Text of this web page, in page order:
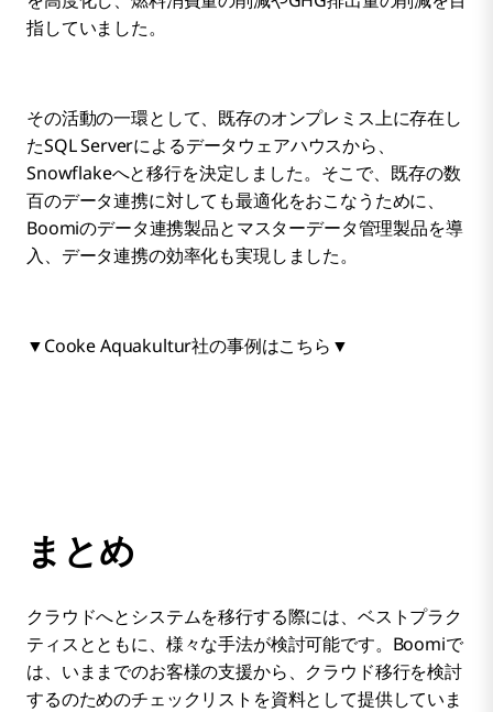
指していました。
その活動の一環として、既存のオンプレミス上に存在し
たSQL Serverによるデータウェアハウスから、
Snowflakeへと移行を決定しました。そこで、既存の数
百のデータ連携に対しても最適化をおこなうために、
Boomiのデータ連携製品とマスターデータ管理製品を導
入、データ連携の効率化も実現しました。
▼Cooke Aquakultur社の事例はこちら ▼
まとめ
クラウドへとシステムを移行する際には、ベストプラク
ティスとともに、様々な手法が検討可能です。Boomiで
は、いままでのお客様の支援から、クラウド移行を検討
するのためのチェックリストを資料として提供していま